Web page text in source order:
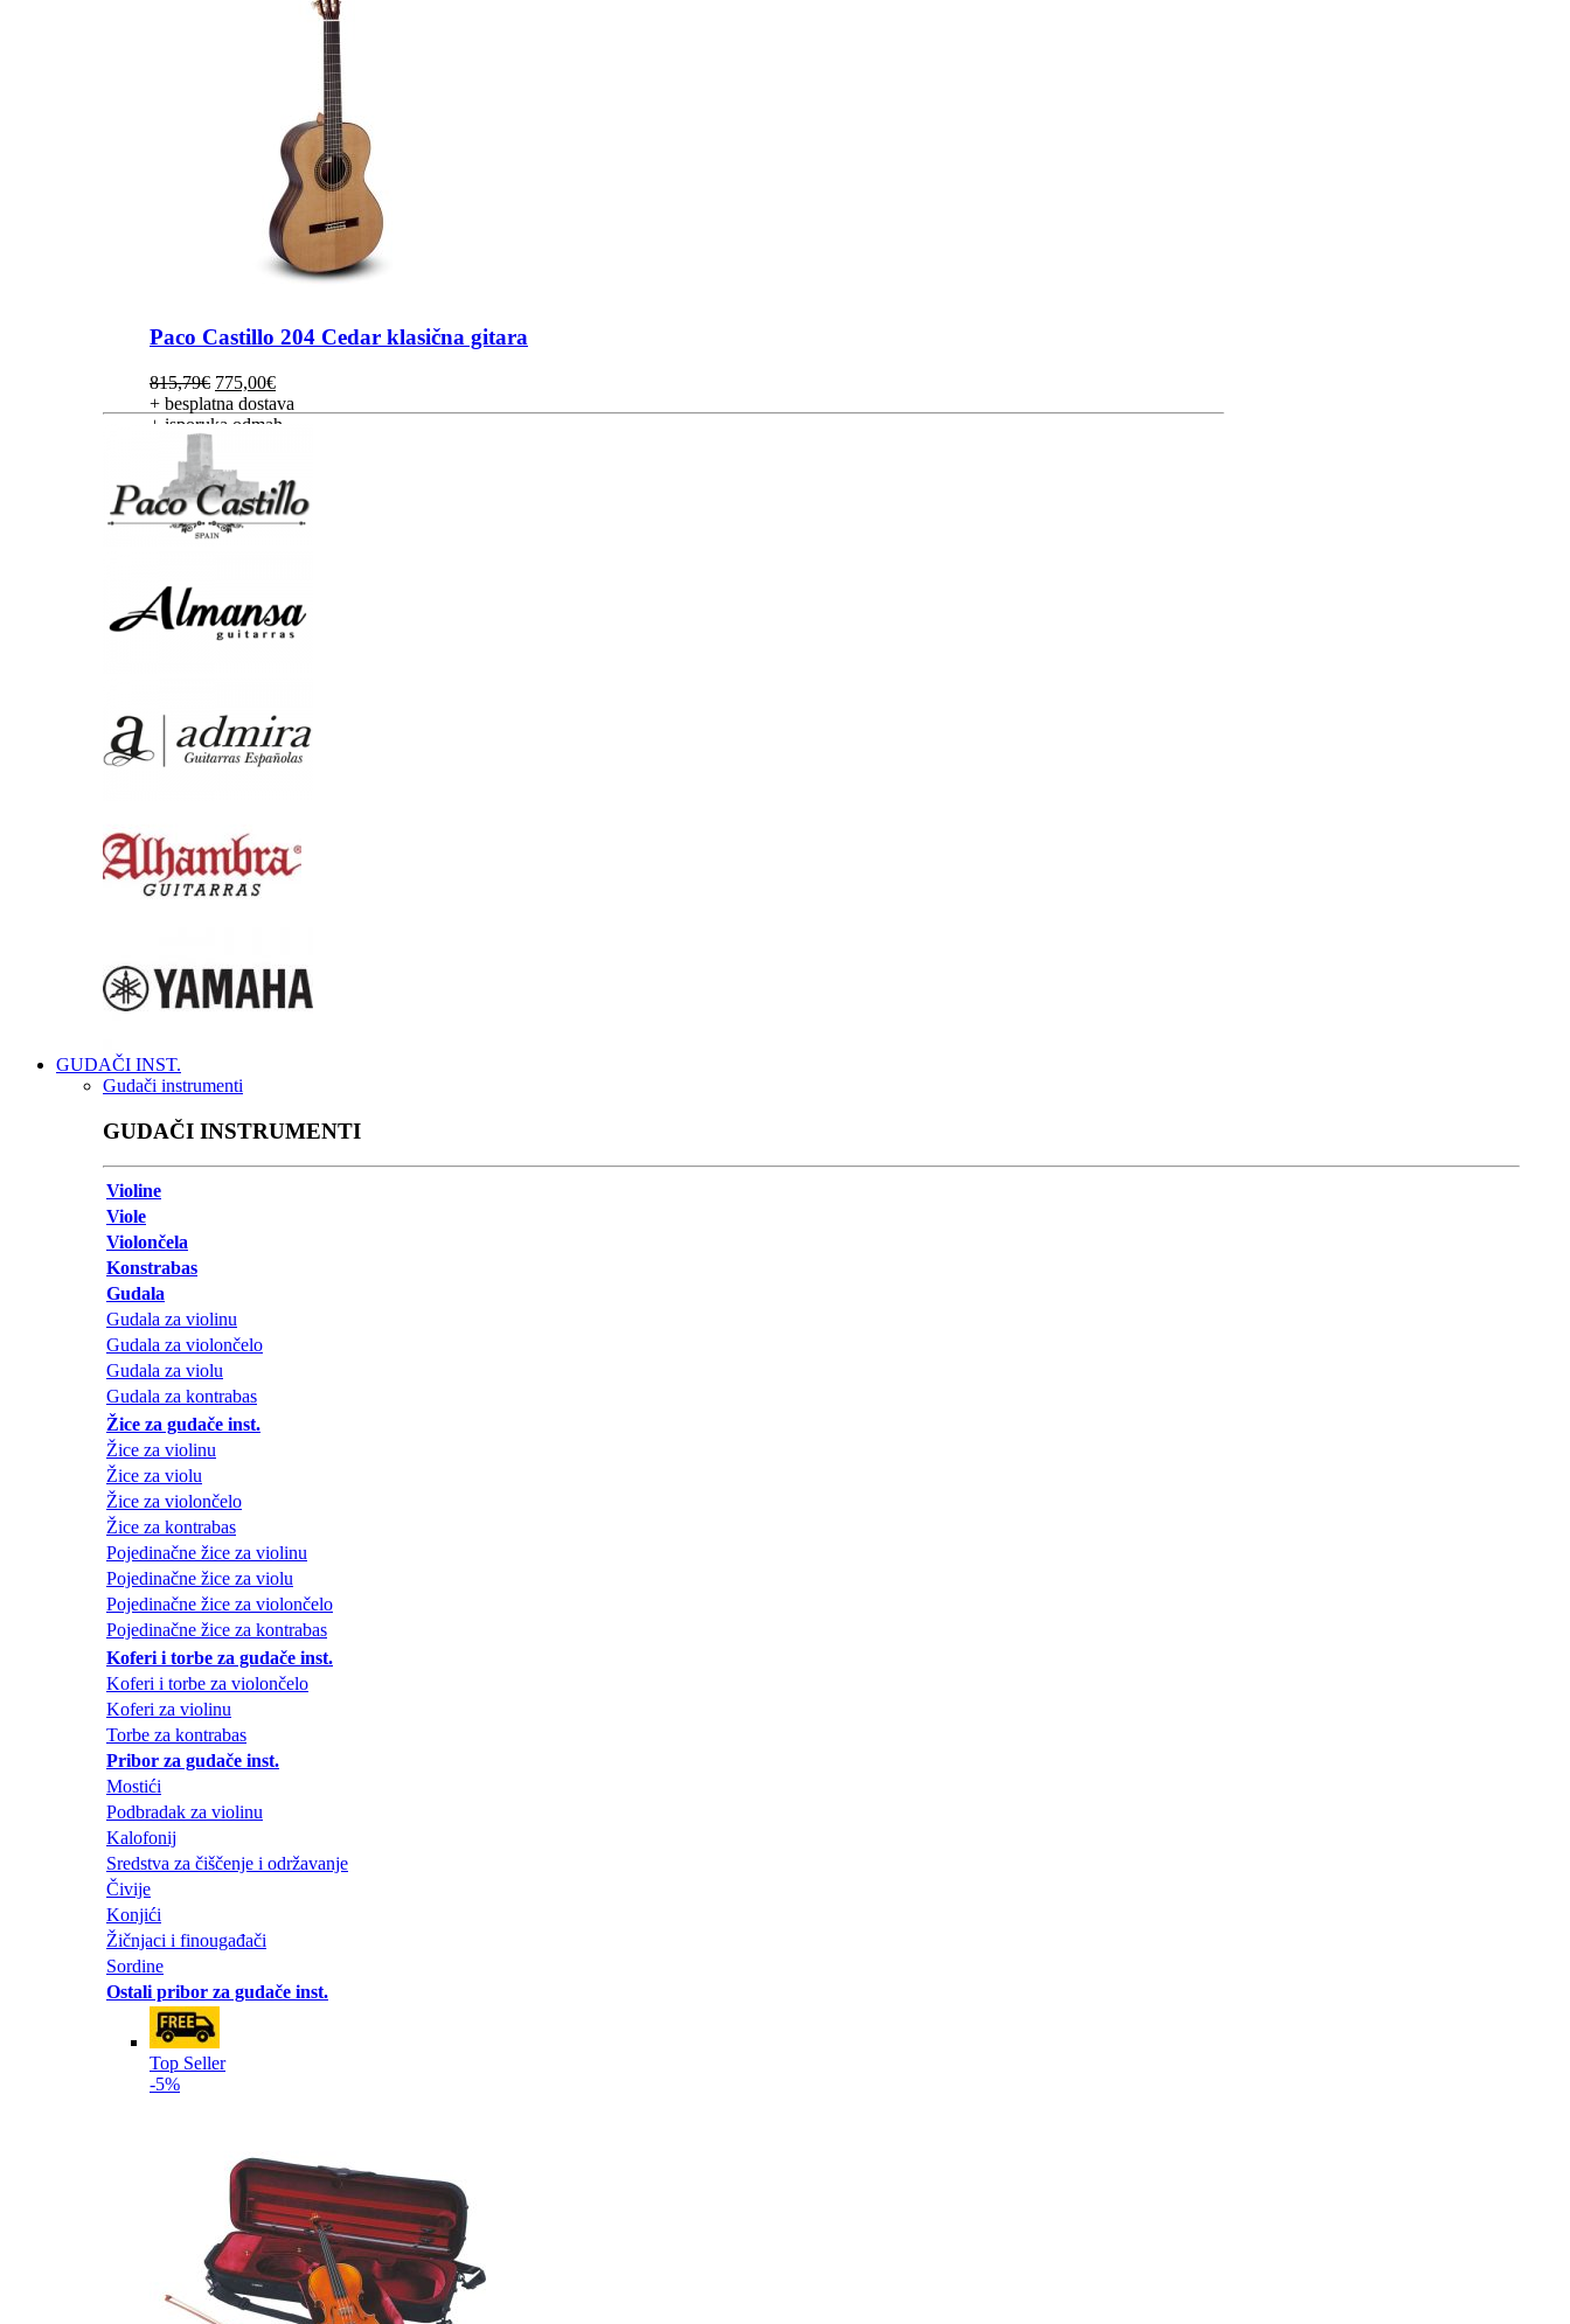
Paco Castillo 204 Cedar klasična gitara
815,79€ Izvorna
cijena
bila
815,79€.
775,00€Trenutna
cijena
je:
+ besplatna dostava
+ isporuka odmah
GUDAČI INST.
Gudači instrumenti
GUDAČI INSTRUMENTI
Violine
Viole
Violončela
Konstrabas
Gudala
Gudala za violinu
Gudala za violončelo
Gudala za violu
Gudala za kontrabas
Žice za gudače inst.
Žice za violinu
Žice za violu
Žice za violončelo
Žice za kontrabas
Pojedinačne žice za violinu
Pojedinačne žice za violu
Pojedinačne žice za violončelo
Pojedinačne žice za kontrabas
Koferi i torbe za gudače inst.
Koferi i torbe za violončelo
Koferi za violinu
Torbe za kontrabas
Pribor za gudače inst.
Mostići
Podbradak za violinu
Kalofonij
Sredstva za čiščenje i održavanje
Čivije
Konjići
Žičnjaci i finougađači
Sordine
Ostali pribor za gudače inst.
Top Seller
-5%